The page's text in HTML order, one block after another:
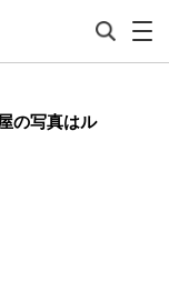
の写真はル